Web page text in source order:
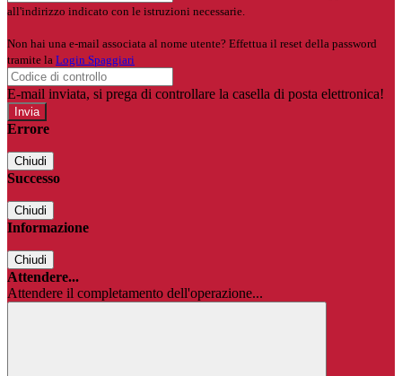
all'indirizzo indicato con le istruzioni necessarie.
Non hai una e-mail associata al nome utente? Effettua il reset della password
tramite la Login Spaggiari
E-mail inviata, si prega di controllare la casella di posta elettronica!
Errore
Chiudi
Successo
Chiudi
Informazione
Chiudi
Attendere...
Attendere il completamento dell'operazione...